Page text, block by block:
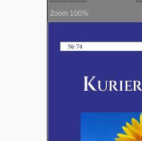
Zoom 100%